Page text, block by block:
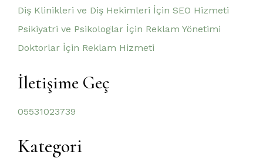
Diş Klinikleri ve Diş Hekimleri İçin SEO Hizmeti
Psikiyatri ve Psikologlar İçin Reklam Yönetimi
Doktorlar İçin Reklam Hizmeti
İletişime Geç
05531023739
Kategori